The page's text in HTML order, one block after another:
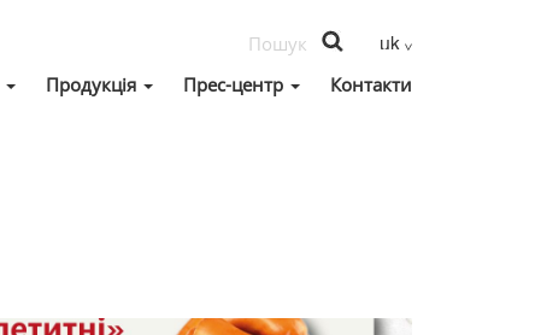
Продукція Прес-центр Контакти